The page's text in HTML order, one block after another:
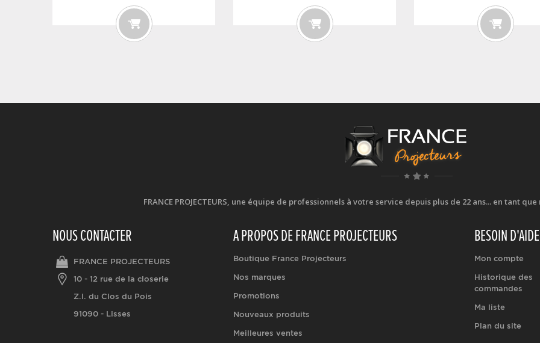
FRANCE PROJECTEURS, une équipe de professionnels à votre service depuis plus de 22 ans... en tant
NOUS CONTACTER
FRANCE PROJECTEURS
10 - 12 rue de la closerie
Z.I. du Clos du Pois
91090 - Lisses
A PROPOS DE FRANCE PROJECTEURS
Boutique France Projecteurs
Nos marques
Promotions
Nouveaux produits
Meilleures ventes
BESOIN
Mon compte
Historique des
commandes
Ma liste
Plan du site